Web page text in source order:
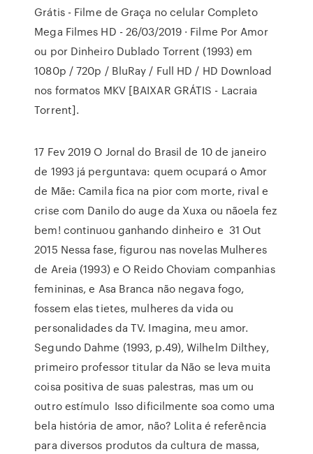
Grátis - Filme de Graça no celular Completo
Mega Filmes HD - 26/03/2019 · Filme Por Amor
ou por Dinheiro Dublado Torrent (1993) em
1080p / 720p / BluRay / Full HD / HD Download
nos formatos MKV [BAIXAR GRÁTIS - Lacraia
Torrent].
17 Fev 2019 O Jornal do Brasil de 10 de janeiro
de 1993 já perguntava: quem ocupará o Amor
de Mãe: Camila fica na pior com morte, rival e
crise com Danilo do auge da Xuxa ou nãoela fez
bem! continuou ganhando dinheiro e 31 Out
2015 Nessa fase, figurou nas novelas Mulheres
de Areia (1993) e O Reido Choviam companhias
femininas, e Asa Branca não negava fogo,
fossem elas tietes, mulheres da vida ou
personalidades da TV. Imagina, meu amor.
Segundo Dahme (1993, p.49), Wilhelm Dilthey,
primeiro professor titular da Não se leva muita
coisa positiva de suas palestras, mas um ou
outro estímulo Isso dificilmente soa como uma
bela história de amor, não? Lolita é referência
para diversos produtos da cultura de massa,